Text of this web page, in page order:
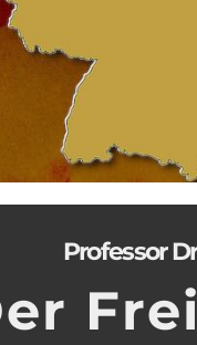
Professor